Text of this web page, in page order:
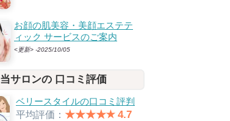
お顔の肌美容・美顔エステテ
ィック サービスのご案内
<更新> -2025/10/05
当サロンの 口コミ評価
ベリースタイルの口コミ評判
平均評価： ★★★★✭ 4.7